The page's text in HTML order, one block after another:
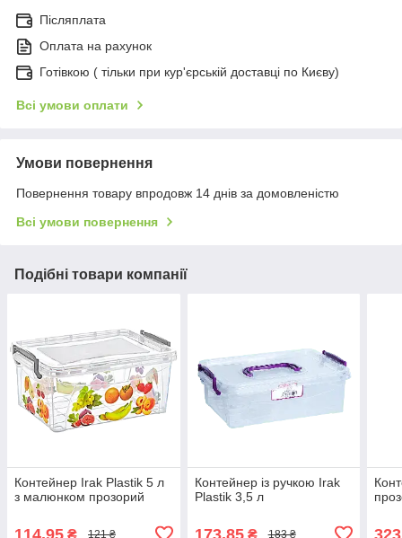
Післяплата
Оплата на рахунок
Готівкою ( тільки при кур'єрській доставці по Києву)
Всі умови оплати
Умови повернення
Повернення товару впродовж 14 днів за домовленістю
Всі умови повернення
Подібні товари компанії
Контейнер Irak Plastik 5 л
з малюнком прозорий
114,95 ₴ 121 ₴
Контейнер із ручкою Irak
Plastik 3,5 л
173,85₴ 183 ₴ 323